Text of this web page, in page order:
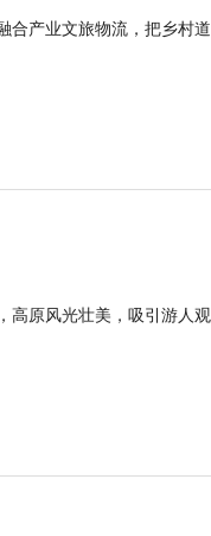
合产业文旅物流，把乡村
高原风光壮美，吸引游人观